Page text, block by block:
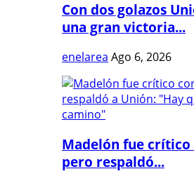
Con dos golazos
una gran victoria...
enelarea Ago 6, 2026
Madelón fue crítico
pero respaldó...